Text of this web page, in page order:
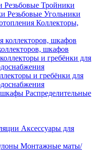
Резьбовые Тройники
Резьбовые Угольники
Коллекторы,
шкафов
и гребёнки для
Распределительные
Аксессуары для
Монтажные маты/